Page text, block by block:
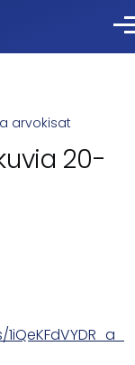
arvokisat
20-